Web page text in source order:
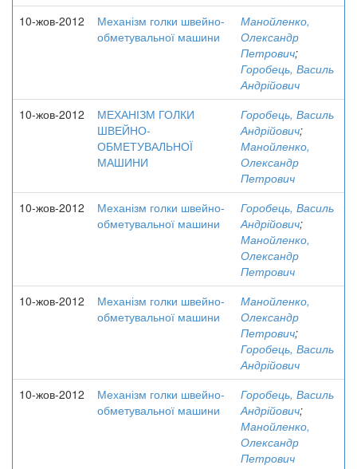
10-жов-2012
Механізм голки швейно-
обметувальної машини
Манойленко,
Олександр
Петрович;
Горобець, Василь
Андрійович
10-жов-2012
МЕХАНІЗМ ГОЛКИ
ШВЕЙНО-
ОБМЕТУВАЛЬНОЇ
МАШИНИ
Горобець, Василь
Андрійович;
Манойленко,
Олександр
Петрович
10-жов-2012
Механізм голки швейно-
обметувальної машини
Горобець, Василь
Андрійович;
Манойленко,
Олександр
Петрович
10-жов-2012
Механізм голки швейно-
обметувальної машини
Манойленко,
Олександр
Петрович;
Горобець, Василь
Андрійович
10-жов-2012
Механізм голки швейно-
обметувальної машини
Горобець, Василь
Андрійович;
Манойленко,
Олександр
Петрович